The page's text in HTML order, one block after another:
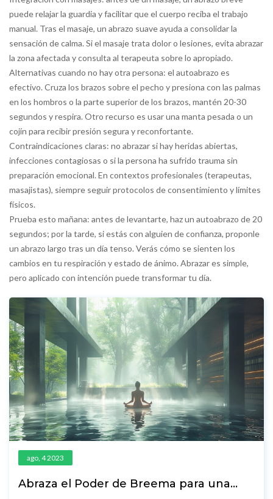
puede relajar la guardia y facilitar que el cuerpo reciba el trabajo
manual. Tras el masaje, un abrazo suave ayuda a consolidar la
sensación de calma. Si el masaje trata dolor o lesiones, evita abrazar
la zona afectada y consulta al terapeuta sobre lo apropiado.
Alternativas cuando no hay otra persona: el autoabrazo es
efectivo. Cruza los brazos sobre el pecho y presiona con las palmas
en los hombros o la parte superior de los brazos, mantén 20-30
segundos y respira. Otro recurso es usar una manta pesada o un
cojín para recibir presión segura y reconfortante.
Contraindicaciones claras: no abrazar si hay heridas abiertas,
infecciones contagiosas o si la persona ha sufrido trauma sin
preparación emocional. En contextos profesionales (terapeutas,
masajistas), siempre seguir protocolos de consentimiento y límites
físicos.
Prueba esto mañana: antes de levantarte, haz un autoabrazo de 20
segundos; por la tarde, si estás con alguien de confianza, proponle
un abrazo largo tras un día tenso. Verás cómo se sienten los
cambios en tu respiración y estado de ánimo. Abrazar es simple,
pero aplicado con intención puede transformar tu día.
ago, 4 2023
Abraza el Poder de Breema para una